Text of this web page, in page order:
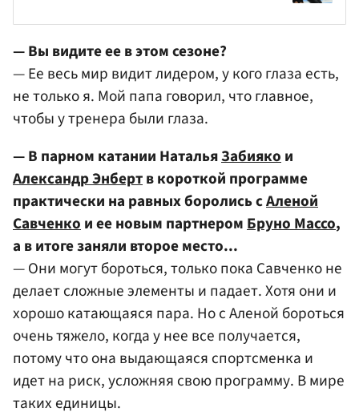
— Вы видите ее в этом сезоне?
— Ее весь мир видит лидером, у кого глаза есть,
не только я. Мой папа говорил, что главное,
чтобы у тренера были глаза.
— В парном катании НатальяЗабиякои
Александр Энбертв короткой программе
практически на равных боролись сАленой
Савченкои ее новым партнеромБруно Массо,
а в итоге заняли второе место...
— Они могут бороться, только пока Савченко не
делает сложные элементы и падает. Хотя они и
хорошо катающаяся пара. Но с Аленой бороться
очень тяжело, когда у нее все получается,
потому что она выдающаяся спортсменка и
идет на риск, усложняя свою программу. В мире
таких единицы.